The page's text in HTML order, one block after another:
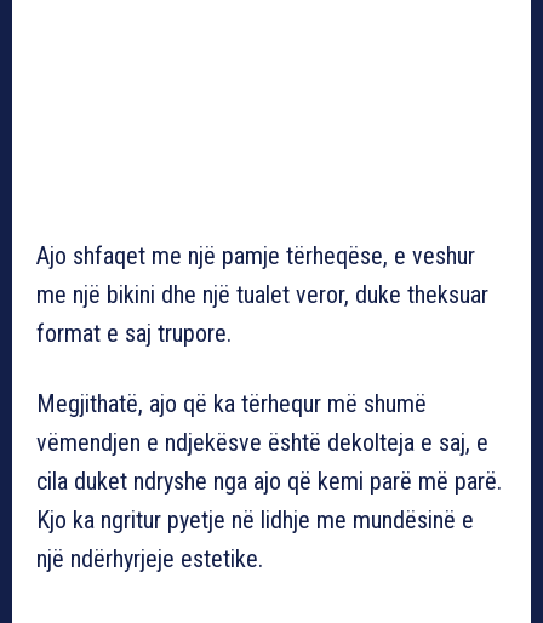
Ajo shfaqet me një pamje tërheqëse, e veshur
me një bikini dhe një tualet veror, duke theksuar
format e saj trupore.
Megjithatë, ajo që ka tërhequr më shumë
vëmendjen e ndjekësve është dekolteja e saj, e
cila duket ndryshe nga ajo që kemi parë më parë.
Kjo ka ngritur pyetje në lidhje me mundësinë e
një ndërhyrjeje estetike.